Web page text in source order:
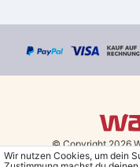
© Copyright 2026
Wir nutzen Cookies, um dein